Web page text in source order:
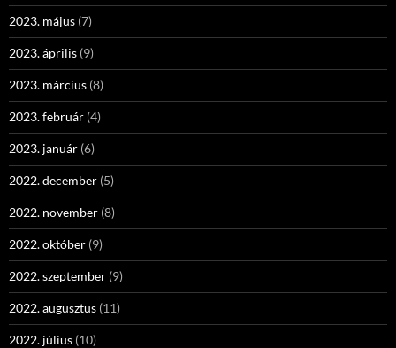
2023. május (7)
2023. április (9)
2023. március (8)
2023. február (4)
2023. január (6)
2022. december (5)
2022. november (8)
2022. október (9)
2022. szeptember (9)
2022. augusztus (11)
2022. július (10)